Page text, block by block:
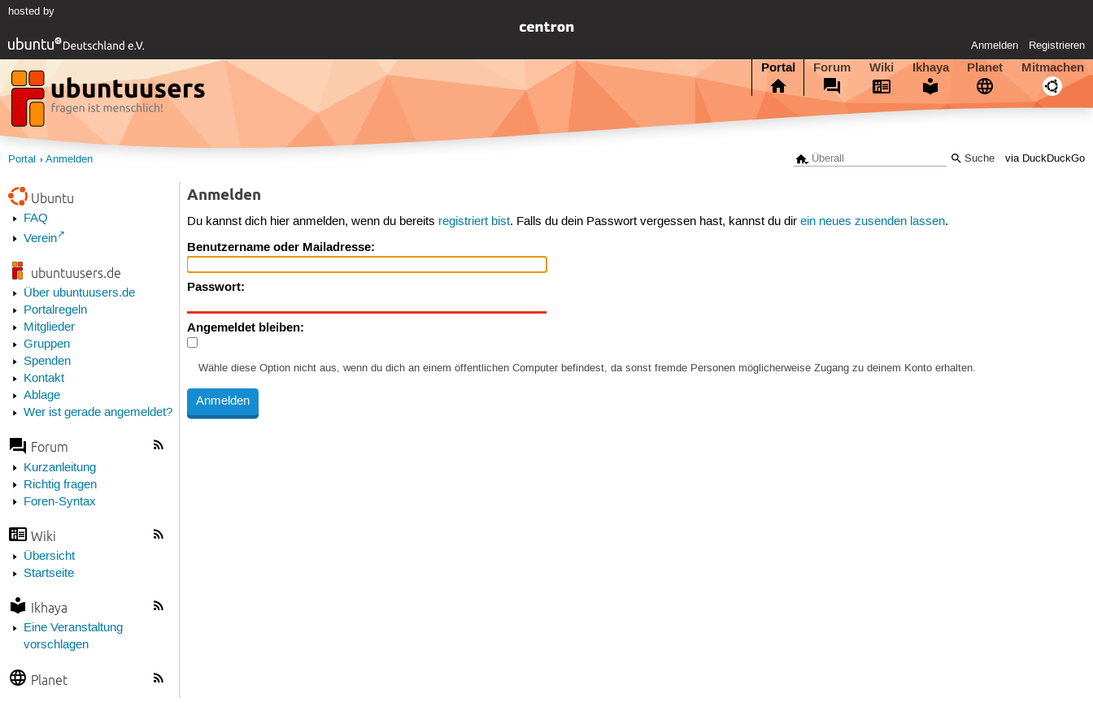
hosted by
Anmelden Registrieren
Portal Forum Wiki Ikhaya Planet Mitmachen
via DuckDuckGo
Portal Anmelden
Ubuntu
FAQ
Verein
ubuntuusers.de
Über ubuntuusers.de
Portalregeln
Mitglieder
Gruppen
Spenden
Kontakt
Ablage
Wer ist gerade angemeldet?
Forum
Kurzanleitung
Richtig fragen
Foren-Syntax
Wiki
Übersicht
Startseite
Ikhaya
Eine Veranstaltung
vorschlagen
Planet
Anmelden
Du kannst dich hier anmelden, wenn du bereits registriert bist. Falls du dein Passwort vergessen hast, kannst du direin neues zusenden lassen.
Benutzername oder Mailadresse:
Passwort:
Angemeldet bleiben:
Wähle diese Option nicht aus, wenn du dich an einem öffentlichen Computer befindest, da sonst fremde Personen möglicherweise Zugang zu deinem Konto erhalten.